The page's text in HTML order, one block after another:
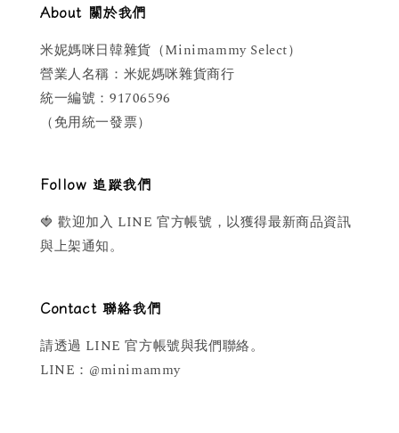
About 關於我們
米妮媽咪日韓雜貨（Minimammy Select）
營業人名稱：米妮媽咪雜貨商行
統一編號：91706596
（免用統一發票）
Follow 追蹤我們
🍓 歡迎加入 LINE 官方帳號，以獲得最新商品資訊
與上架通知。
Contact 聯絡我們
請透過 LINE 官方帳號與我們聯絡。
LINE：@minimammy